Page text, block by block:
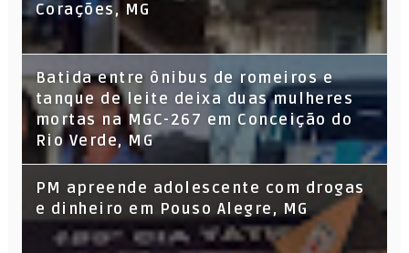
Corações, MG
Batida entre ônibus de romeiros e
tanque de leite deixa duas mulheres
mortas na MGC-267 em Conceição do
Rio Verde, MG
PM apreende adolescente com drogas
e dinheiro em Pouso Alegre, MG